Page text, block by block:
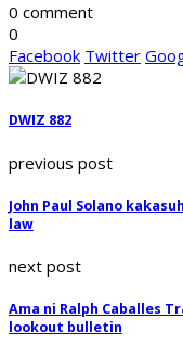
0 comment
0
Facebook Twitter
DWIZ 882
previous post
John Paul Solano
law
next post
Ama ni Ralph Caballes
lookout bulletin